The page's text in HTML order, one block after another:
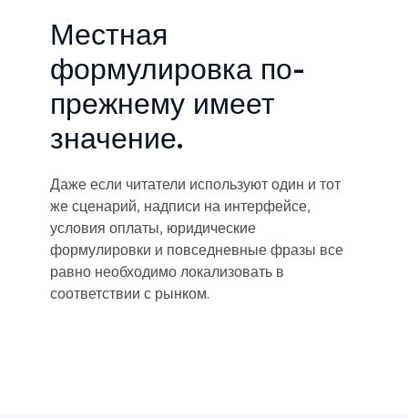
Местная
формулировка по-
прежнему имеет
значение.
Даже если читатели используют один и тот
же сценарий, надписи на интерфейсе,
условия оплаты, юридические
формулировки и повседневные фразы все
равно необходимо локализовать в
соответствии с рынком.